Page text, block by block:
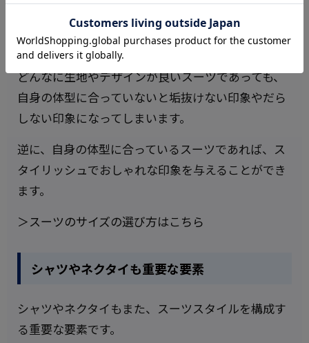
スーツをおしゃれに着こなすには、何よりもサイズ
感が大切です。
どんなに生地やデザインが良いスーツであっても、
自身の体型に合っていないと垢抜けない印象やだら
しない印象になってしまいます。
逆に、自身の体型に合っているスーツであれば、ス
タイリッシュでおしゃれな印象を与えることができ
ます。
＞スーツのサイズの選び方はこちら
シャツやネクタイも重要な要素
シャツやネクタイもまた、スーツスタイルを構成す
る重要な要素です。